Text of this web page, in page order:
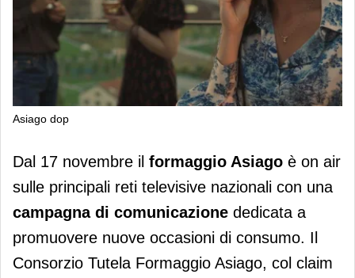
Asiago dop
Asiago DOP promuove in TV nuove
occasioni di consumo
Dal 17 novembre il formaggio Asiago è on air
sulle principali reti televisive nazionali con una
campagna di comunicazione dedicata a
promuovere nuove occasioni di consumo. Il
Consorzio Tutela Formaggio Asiago, col claim